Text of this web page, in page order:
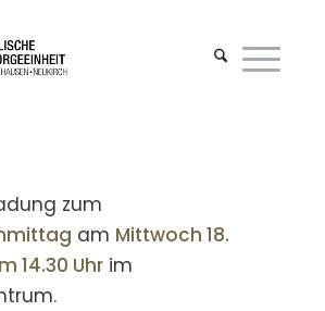
zum
am Mittwoch 18.
14.30 Uhrim